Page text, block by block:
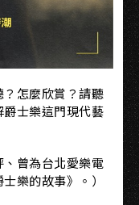
怎麼欣賞？請聽
士樂這門現代藝
曾為台北愛樂電
樂的故事》。）